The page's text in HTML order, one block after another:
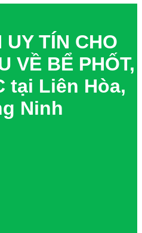
TÍN CHO
VỀ BỂ PHỐT,
tại Liên Hòa,
Ninh